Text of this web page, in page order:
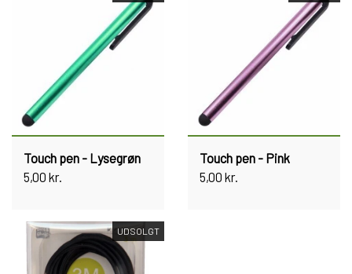
Touch pen - Lysegrøn
5,00 kr.
Touch pen - Pink
5,00 kr.
UDSOLGT